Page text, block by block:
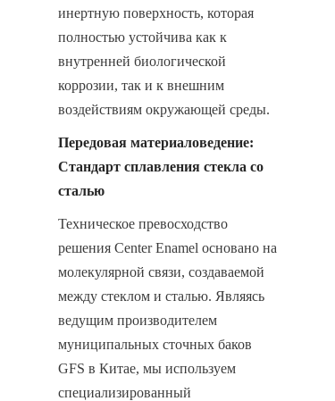
инертную поверхность, которая
полностью устойчива как к
внутренней биологической
коррозии, так и к внешним
воздействиям окружающей среды.
Передовая материаловедение:
Стандарт сплавления стекла со
сталью
Техническое превосходство
решения Center Enamel основано на
молекулярной связи, создаваемой
между стеклом и сталью. Являясь
ведущим производителем
муниципальных сточных баков
GFS в Китае, мы используем
специализированный